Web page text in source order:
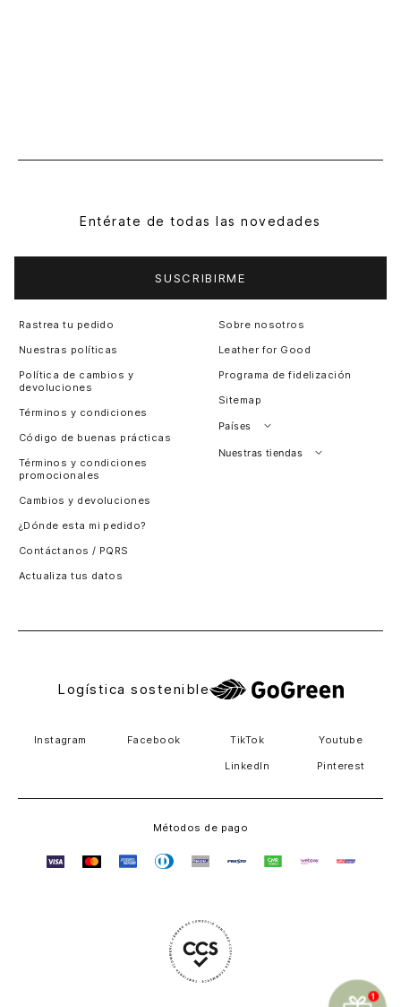
Entérate de todas las novedades
SUSCRIBIRME
Rastrea tu pedido
Nuestras políticas
Política de cambios y
devoluciones
Términos y condiciones
Código de buenas prácticas
Términos y condiciones
promocionales
Cambios y devoluciones
¿Dónde esta mi pedido?
Contáctanos / PQRS
Actualiza tus datos
Sobre nosotros
Leather for Good
Programa de fidelización
Sitemap
Países
Perú
Nuestras tiendas
Logística sostenible
Instagram Facebook TikTok Youtube
LinkedIn Pinterest
Métodos de pago